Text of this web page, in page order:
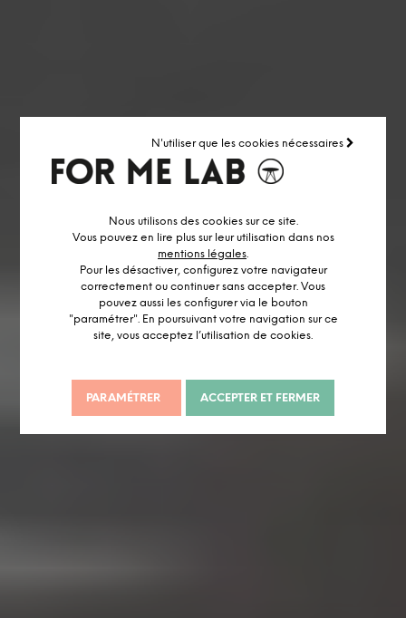
N'utiliser que les cookies nécessaires
Nous utilisons des cookies sur ce site.
Vous pouvez en lire plus sur leur utilisation dans nos
mentions légales
Pour les désactiver, configurez votre navigateur
correctement ou continuer sans accepter. Vous
pouvez aussi les configurer via le bouton
"paramétrer". En poursuivant votre navigation sur ce
site, vous acceptez l’utilisation de cookies.
PARAMÉTRER ACCEPTER ET FERMER